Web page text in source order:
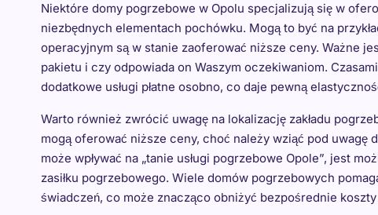
Niektóre domy pogrzebowe w Opolu specjalizują się w
niezbędnych elementach pochówku. Mogą to być na
operacyjnym są w stanie zaoferować niższe ceny. Ważne
pakietu i czy odpowiada on Waszym oczekiwaniom.
dodatkowe usługi płatne osobno, co daje pewną
Warto również zwrócić uwagę na lokalizację zakładu
mogą oferować niższe ceny, choć należy wziąć pod
może wpływać na „tanie usługi pogrzebowe Opole”, jest
zasiłku pogrzebowego. Wiele domów pogrzebowych
świadczeń, co może znacząco obniżyć bezpośrednie